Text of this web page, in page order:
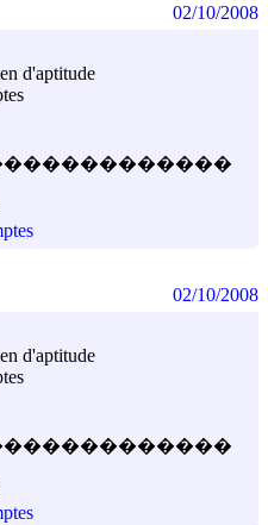
d'aptitude
02/10/2008
d'aptitude
02/10/2008